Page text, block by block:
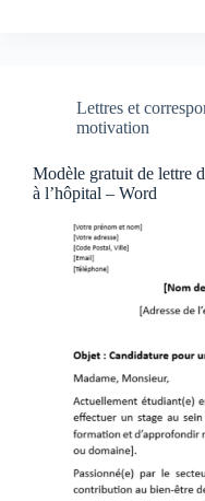
Lettres et
motivation
Modèle gratuit de lettre
à l’hôpital – Word